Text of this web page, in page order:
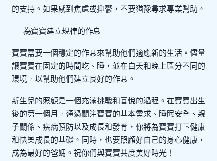
的支持。如果感到焦慮或抑鬱，不要猶豫尋求專業幫助。
為寶寶建立規律的作息
寶寶需要一個穩定的作息來幫助他們適應新的生活。儘量
讓寶寶在固定的時間吃、睡，並在白天和晚上區分不同的
環境，以幫助他們建立良好的作息。
新生兒的照顧是一個充滿挑戰和喜悅的過程。在寶寶出生
後的第一個月，通過關注寶寶的基本需求、睡眠安全、親
子關係、疾病預防以及成長和發育，你將為寶寶打下健康
和快樂成長的基礎。同時，也要照顧好自己的身心健康，
成為最好的爸媽。祝你們與寶寶共度美好時光！